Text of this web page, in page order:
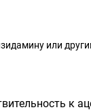
или
к